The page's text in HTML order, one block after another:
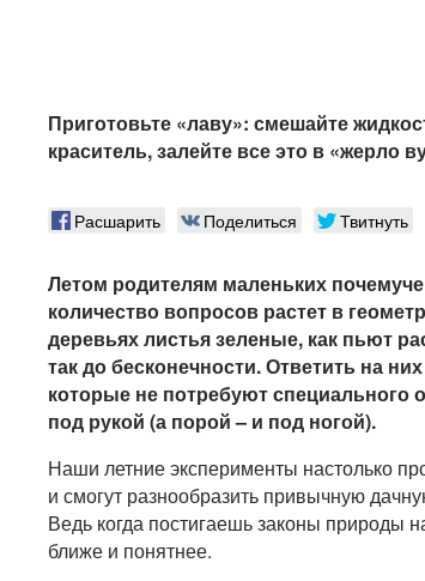
Приготовьте «лаву»: смешайте
краситель, залейте все это в «жерло
Расшарить Поделиться Твитнуть
Летом родителям маленьких
количество вопросов растет в
деревьях листья зеленые, как пьют
так до бесконечности. Ответить на
которые не потребуют специального
под рукой (а порой – и под ногой).
Наши летние эксперименты настолько
и смогут разнообразить привычную
Ведь когда постигаешь законы природы
ближе и понятнее.